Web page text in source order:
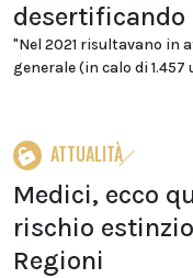
desertificando
"Nel 2021 risultavano in
generale (in calo di
ATTUALITÀ
Medici, ecco
rischio
Regioni